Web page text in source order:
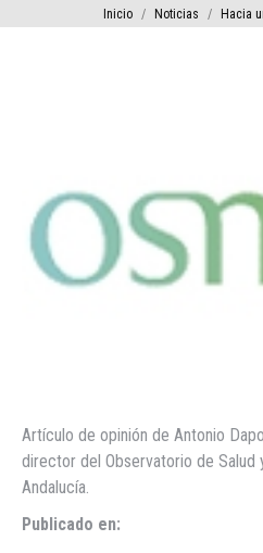
Estás aquí:
Inicio Noticias Hacia
Artículo de opinión de Antonio
director del Observatorio de Salud
Andalucía.
Publicado en: